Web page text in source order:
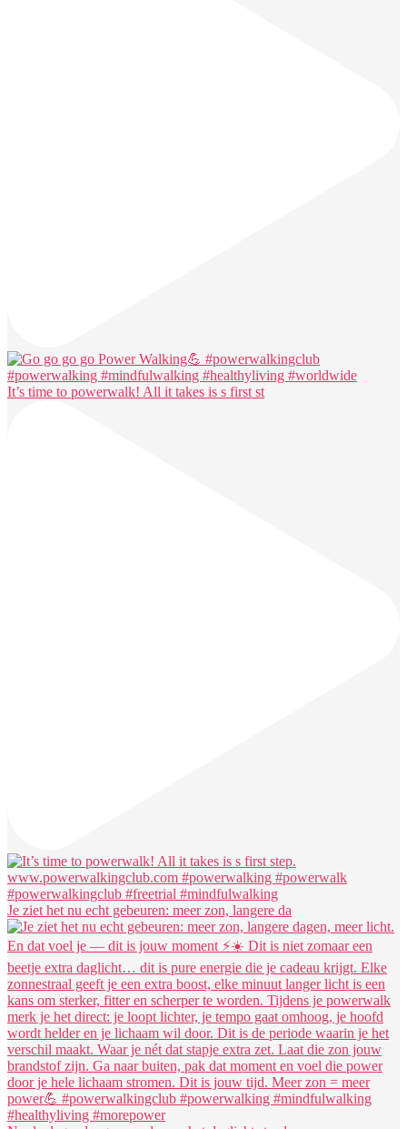
It’s time to powerwalk! All it takes is s first st
Je ziet het nu echt gebeuren: meer zon, langere da